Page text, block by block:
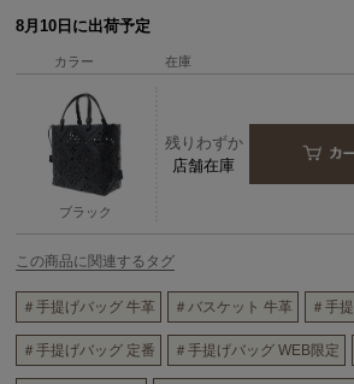
8月10日に出荷予定
カラー 在庫
ブラック
残りわずか
店舗在庫
この商品に関連するタグ
＃手提げバッグ 牛革 ＃バスケット 牛革 ＃手
＃手提げバッグ 定番 ＃手提げバッグ WEB限定